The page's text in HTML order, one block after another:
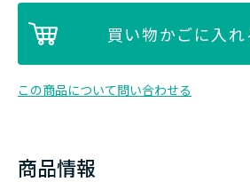
この商品について問い合わせる
商品情報